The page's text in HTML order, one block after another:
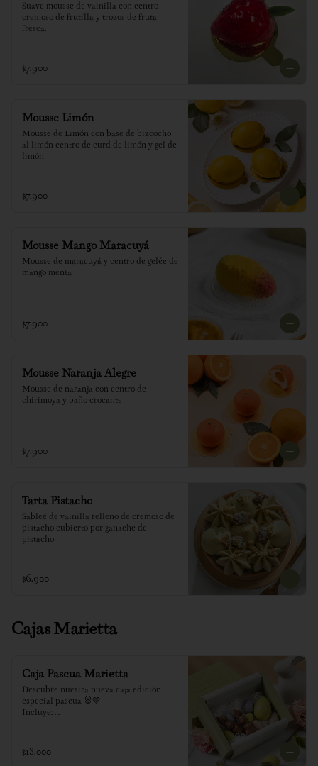
Suave mousse de vainilla con centro
cremoso de frutilla y trozos de fruta
fresca.
$7.900
Mousse Limón
Mousse de Limón con base de bizcocho
al limón centro de curd de limón y gel de
limón
$7.900
Mousse Mango Maracuyá
Mousse de maracuyá y centro de gelée de
mango menta
$7.900
Mousse Naranja Alegre
Mousse de naranja con centro de
chirimoya y baño crocante
$7.900
Tarta Pistacho
Sableé de vainilla relleno de cremoso de
pistacho cubierto por ganache de
pistacho
$6.900
Cajas Marietta
Caja Pascua Marietta
Descubre nuestra nueva caja edición
especial pascua 🐰💚
Incluye:
6 huevitos relleno surtido (maracuyá,
nutella y pistacho)
$13.000